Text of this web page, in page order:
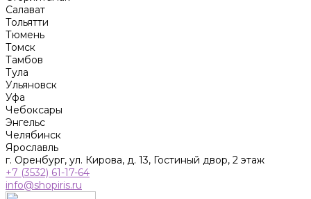
Салават
Тольятти
Тюмень
Томск
Тамбов
Тула
Ульяновск
Уфа
Чебоксары
Энгельс
Челябинск
Ярославль
г. Оренбург, ул. Кирова, д. 13, Гостиный двор, 2 этаж
+7 (3532) 61-17-64
info@shopiris.ru